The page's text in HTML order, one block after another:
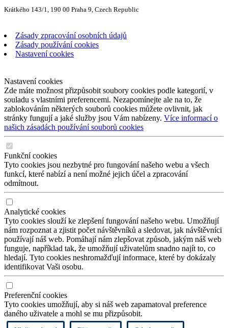
Krátkého 143/1, 190 00 Praha 9, Czech Republic
Zásady zpracování osobních údajů
Zásady používání cookies
Nastavení cookies
Nastavení cookies
Zde máte možnost přizpůsobit soubory cookies podle kategorií, v
souladu s vlastními preferencemi. Nezapomínejte ale na to, že
zablokováním některých souborů cookies můžete ovlivnit, jak
stránky fungují a jaké služby jsou Vám nabízeny. Více informací o
našich zásadách používání souborů cookies
Funkční cookies
Tyto cookies jsou nezbytné pro fungování našeho webu a všech
funkcí, které nabízí a není možné jejich účel a zpracování
odmítnout.
Analytické cookies
Tyto cookies slouží ke zlepšení fungování našeho webu. Umožňují
nám rozpoznat a zjistit počet návštěvníků a sledovat, jak návštěvníci
používají náš web. Pomáhají nám zlepšovat způsob, jakým náš web
funguje, například tak, že umožňují uživatelům snadno najít to, co
hledají. Tyto cookies neshromažďují informace, které by dokázaly
identifikovat Vaši osobu.
Preferenční cookies
Tyto cookies umožňují, aby si náš web zapamatoval preference
daného uživatele a mohl se mu přizpůsobit.